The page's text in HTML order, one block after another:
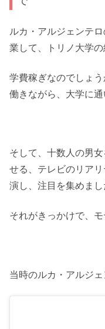
ルカ・アルジェンテ
業して、トリノ大学の
学費稼ぎなのでしょ
働きながら、大学に通
そして、十数人の男
せる、テレビのリア
演し、注目を集めまし
それがきっかけで、
当時のルカ・アルジェ